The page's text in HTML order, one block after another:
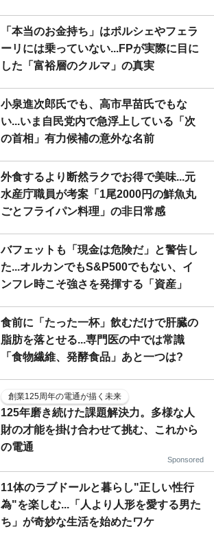
「本当のお金持ち」はポルシェやフェラ
ーリには乗っていない...FPが実際に目に
した「富裕層のクルマ」の真実
小泉進次郎氏でも、高市早苗氏でもな
い...いま自民党内で急浮上している「次
の首相」有力候補の意外な名前
外食するより断然ラクでお得で美味...元
水産庁職員が考案「1尾2000円の鮮魚丸
ごとフライパン料理」の非日常感
バフェットも「現金は危険だ」と警告し
た...オルカンでもS&P500でもない、イ
ンフレ時こそ強さを発揮する「資産」
食前に「たった一杯」飲むだけで肝臓の
脂肪を落とせる...専門医の中では常識
「食物繊維、発酵食品」あと一つは?
創業125周年の電通が描く未来
125年磨き続けた課題解決力。多様な人
財の才能を掛け合わせて挑む、これから
の電通
Sponsored
11体のラブドールと暮らし"正しい性行
為"を楽しむ...「人より人形を愛する男た
ち」が奇妙な生活を始めたワケ